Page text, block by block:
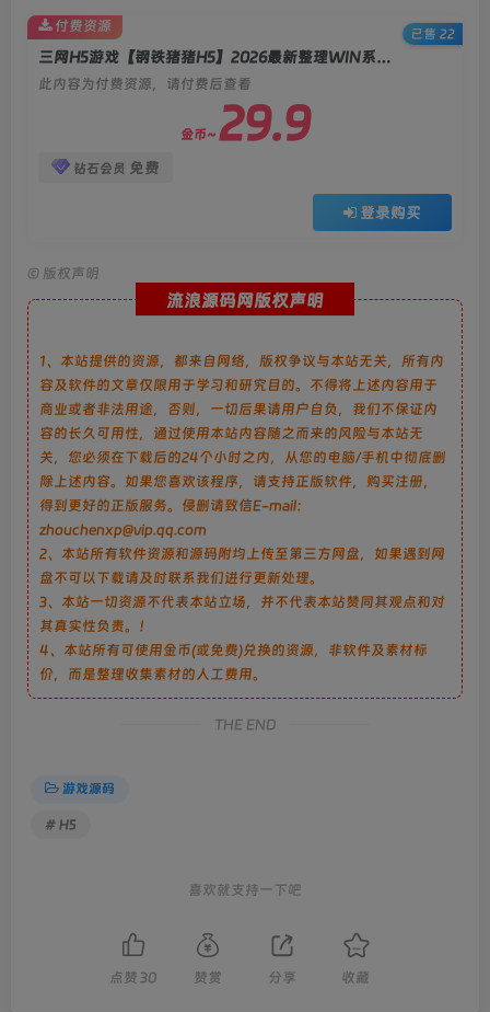
三网H5游戏【钢铁猪猪H5】2026最新整理WIN系服务端+Linux手工服务端+简易客户端+教程
此内容为付费资源，请付费后查看
金币~ 29.9
钻石会员 免费
登录购买
付费资源
已售 22
© 版权声明
流浪源码网版权声明
1、本站提供的资源，都来自网络，版权争议与本站无关，所有内
容及软件的文章仅限用于学习和研究目的。不得将上述内容用于
商业或者非法用途，否则，一切后果请用户自负，我们不保证内
容的长久可用性，通过使用本站内容随之而来的风险与本站无
关，您必须在下载后的24个小时之内，从您的电脑/手机中彻底删
除上述内容。如果您喜欢该程序，请支持正版软件，购买注册，
得到更好的正版服务。侵删请致信E-mail：
zhouchenxp@vip.qq.com
2、本站所有软件资源和源码附均上传至第三方网盘，如果遇到网
盘不可以下载请及时联系我们进行更新处理。
3、本站一切资源不代表本站立场，并不代表本站赞同其观点和对
其真实性负责。！
4、本站所有可使用金币(或免费)兑换的资源，非软件及素材标
价，而是整理收集素材的人工费用。
THE END
游戏源码
# H5
喜欢就支持一下吧
点赞 30 赞赏 分享 收藏